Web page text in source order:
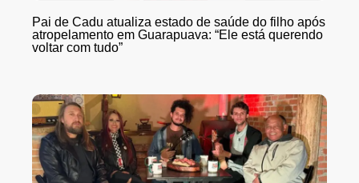
Pai de Cadu atualiza estado de saúde do filho após
atropelamento em Guarapuava: “Ele está querendo
voltar com tudo”